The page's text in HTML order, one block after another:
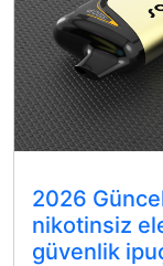
2026
nikotinsiz
güvenlik